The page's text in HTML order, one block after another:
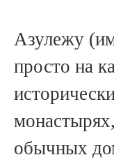
Азулежу
просто на
обычных